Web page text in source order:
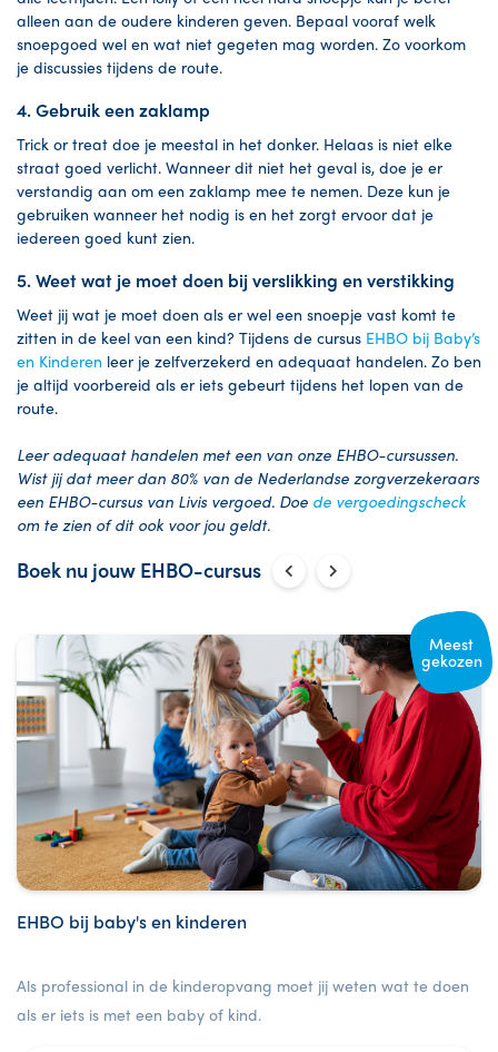
alleen aan de oudere kinderen geven. Bepaal vooraf welk
snoepgoed wel en wat niet gegeten mag worden. Zo voorkom
je discussies tijdens de route.
4. Gebruik een zaklamp
Trick or treat doe je meestal in het donker. Helaas is niet elke
straat goed verlicht. Wanneer dit niet het geval is, doe je er
verstandig aan om een zaklamp mee te nemen. Deze kun je
gebruiken wanneer het nodig is en het zorgt ervoor dat je
iedereen goed kunt zien.
5. Weet wat je moet doen bij verslikking en verstikking
Weet jij wat je moet doen als er wel een snoepje vast komt te
zitten in de keel van een kind? Tijdens de cursus EHBO bij Baby’s
en Kinderen leer je zelfverzekerd en adequaat handelen. Zo ben
je altijd voorbereid als er iets gebeurt tijdens het lopen van de
route.
Leer adequaat handelen met een van onze EHBO-cursussen.
Wist jij dat meer dan 80% van de Nederlandse zorgverzekeraars
een EHBO-cursus van Livis vergoed. Doe de vergoedingscheck
om te zien of dit ook voor jou geldt.
Boek nu jouw EHBO-cursus
Meest
gekozen
EHBO bij baby's en kinderen
Als professional in de kinderopvang moet jij weten wat te doen
als er iets is met een baby of kind.